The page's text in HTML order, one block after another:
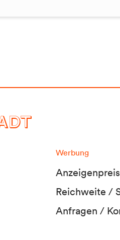
Werbung
Reichweite /
Anfragen /